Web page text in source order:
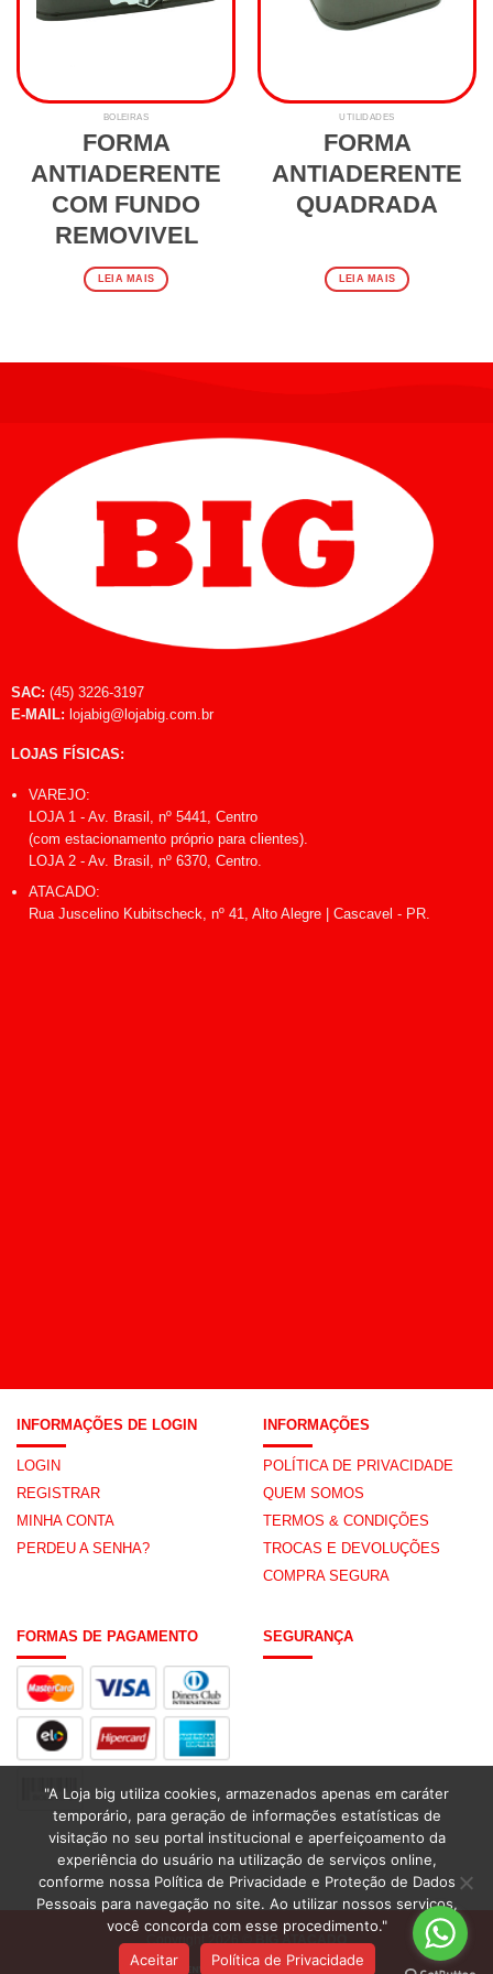
BOLEIRAS
FORMA
ANTIADERENTE
COM FUNDO
REMOVIVEL
LEIA MAIS
UTILIDADES
FORMA
ANTIADERENTE
QUADRADA
LEIA MAIS
SAC: (45) 3226-3197
E-MAIL: lojabig@lojabig.com.br
LOJAS FÍSICAS:
VAREJO:
LOJA 1 - Av. Brasil, nº 5441, Centro
(com estacionamento próprio para clientes).
LOJA 2 - Av. Brasil, nº 6370, Centro.
ATACADO:
Rua Juscelino Kubitscheck, nº 41, Alto Alegre | Cascavel - PR.
INFORMAÇÕES DE LOGIN
LOGIN
REGISTRAR
MINHA CONTA
PERDEU A SENHA?
INFORMAÇÕES
POLÍTICA DE PRIVACIDADE
QUEM SOMOS
TERMOS & CONDIÇÕES
TROCAS E DEVOLUÇÕES
COMPRA SEGURA
FORMAS DE PAGAMENTO SEGURANÇA
"A Loja big utiliza cookies, armazenados apenas em caráter
temporário, para geração de informações estatísticas de
visitação no seu portal institucional e aperfeiçoamento da
experiência do usuário na utilização de serviços online,
conforme nossa Política de Privacidade e Proteção de Dados
Pessoais para navegação no site. Ao utilizar nossos serviços,
você concorda com esse procedimento."
Aceitar
Política de Privacidade